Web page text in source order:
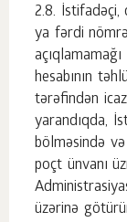
İstifadəçi,
ya fərdi
hesabının
tərəfindən
yarandıqda,
bölməsində
poçt ünvanı
üzərinə